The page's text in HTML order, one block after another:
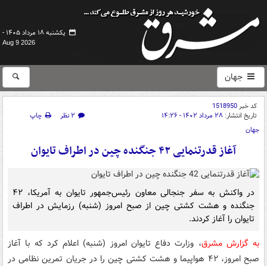
یکشنبه ۱۸ مرداد ۱۴۰۵ -
Aug 9 2026
جهان
کد خبر1518950
تاریخ انتشار: ۲۸ مرداد ۱۴۰۲ - ۱۴:۲۶ ۲ نظر
چاپ
جهان
آغاز قدرتنمایی ۴۲ جنگنده چین در اطراف تایوان
در واکنش به سفر جنجالی معاون رئیس‌جمهور تایوان به آمریکا، ۴۲
جنگنده و هشت کشتی چین از صبح امروز (شنبه) رزمایش در اطراف
تایوان را آغاز کردند.
به گزارش مشرق، وزارت دفاع تایوان امروز (شنبه) اعلام کرد که با آغاز
صبح امروز، ۴۲ هواپیما و هشت کشتی چین را در جریان تمرین نظامی در